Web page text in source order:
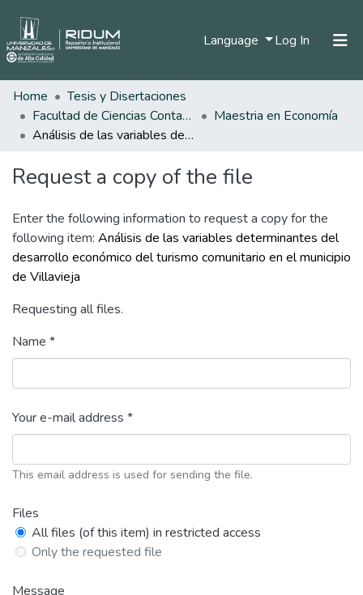
Language Log In (current)
Home
Tesis y Disertaciones
Facultad de Ciencias Contables Económicas y Administrativas
Maestria en Economía
Análisis de las variables determinantes del desarrollo económico del turismo comunitario en el municipio de Villavieja
Request a copy of the file
Enter the following information to request a copy for the
following item: Análisis de las variables determinantes del
desarrollo económico del turismo comunitario en el municipio
de Villavieja
Requesting all files.
Name *
Your e-mail address *
This email address is used for sending the file.
Files
All files (of this item) in restricted access
Only the requested file
Message